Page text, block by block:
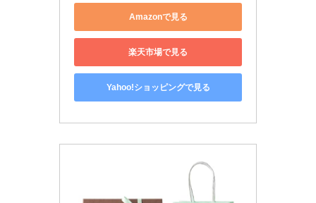
Amazonで見る
楽天市場で見る
Yahoo!ショッピングで見る